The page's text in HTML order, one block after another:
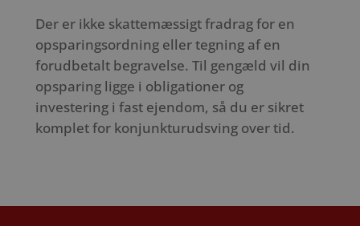
Der er ikke skattemæssigt fradrag for en
opsparingsordning eller tegning af en
forudbetalt begravelse. Til gengæld vil din
opsparing ligge i obligationer og
investering i fast ejendom, så du er sikret
komplet for konjunkturudsving over tid.